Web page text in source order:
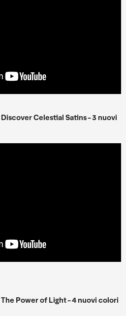
Celestial Satins - 3 nuovi
Power of Light - 4 nuovi colori